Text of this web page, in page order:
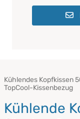
Kühlendes Kopfkissen
TopCool-Kissenbezug
Kühlende